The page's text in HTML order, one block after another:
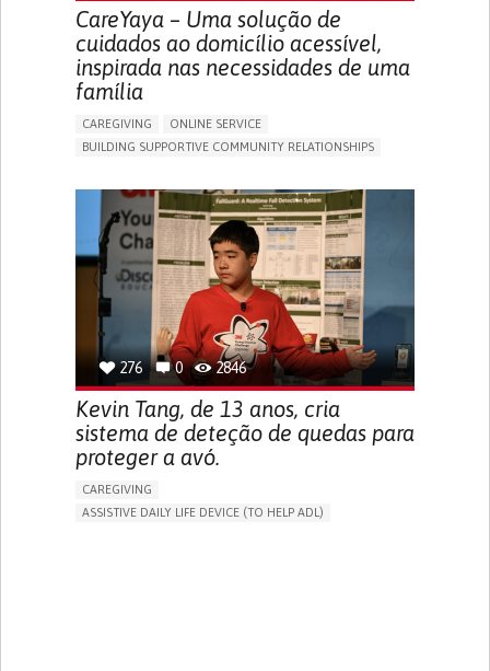
CareYaya – Uma solução de
cuidados ao domicílio acessível,
inspirada nas necessidades de uma
família
CAREGIVING
ONLINE SERVICE
BUILDING SUPPORTIVE COMMUNITY RELATIONSHIPS
GENERAL AND FAMILY MEDICINE
AGING
CAREGIVER SUPPORT
UNITED STATES
276 0 2846
Kevin Tang, de 13 anos, cria
sistema de deteção de quedas para
proteger a avó.
CAREGIVING
ASSISTIVE DAILY LIFE DEVICE (TO HELP ADL)